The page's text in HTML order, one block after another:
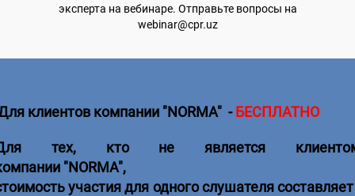
эксперта на вебинаре. Отправьте вопросы на
webinar@cpr.uz
клиентов компании "NORMA" - БЕСПЛАТНО
тех, кто не является
"NORMA",
участия для одного слушателя составляет